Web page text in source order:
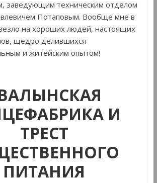
заведующим техническим отделом
Потаповым. Вообще мне в
на хороших людей, настоящих
щедро делившихся
и житейским опытом!
И
ТРЕСТ
ПИТАНИЯ